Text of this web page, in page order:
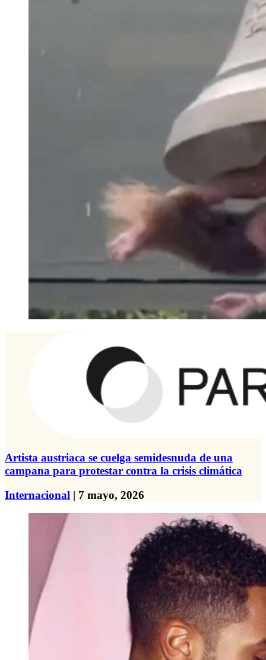
Artista austriaca se cuelga semidesnuda de una
campana para protestar contra la crisis climática
Internacional | 7 mayo, 2026